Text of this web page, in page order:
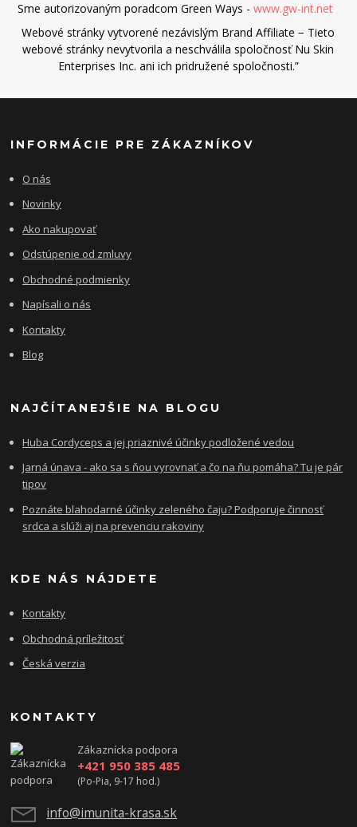
Sme autorizovaným poradcom Green Ways - www.gw-int.net
Webové stránky vytvorené nezávislým Brand Affiliate − Tieto
webové stránky nevytvorila a neschválila spoločnosť Nu Skin
Enterprises Inc. ani ich pridružené spoločnosti.”
INFORMÁCIE PRE ZÁKAZNÍKOV
O nás
Novinky
Ako nakupovať
Odstúpenie od zmluvy
Obchodné podmienky
Napísali o nás
Kontakty
Blog
NAJČÍTANEJŠIE NA BLOGU
Huba Cordyceps a jej priaznivé účinky podložené vedou
Jarná únava - ako sa s ňou vyrovnať a čo na ňu pomáha? Tu je pár
tipov
Poznáte blahodarné účinky zeleného čaju? Podporuje činnosť
srdca a slúži aj na prevenciu rakoviny
KDE NÁS NÁJDETE
Kontakty
Obchodná príležitosť
Česká verzia
KONTAKTY
Zákaznícka podpora
+421 950 385 485
(Po-Pia, 9-17 hod.)
info@imunita-krasa.sk